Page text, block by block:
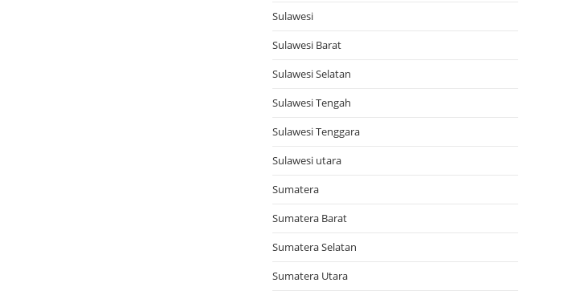
Sulawesi
Sulawesi Barat
Sulawesi Selatan
Sulawesi Tengah
Sulawesi Tenggara
Sulawesi utara
Sumatera
Sumatera Barat
Sumatera Selatan
Sumatera Utara